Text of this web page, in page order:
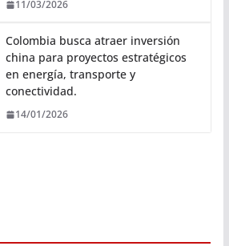
11/03/2026
Colombia busca atraer inversión
china para proyectos estratégicos
en energía, transporte y
conectividad.
14/01/2026